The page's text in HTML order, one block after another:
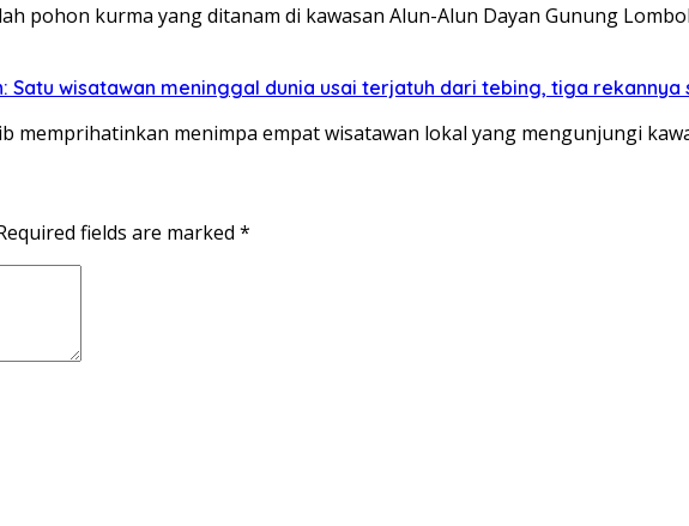
pohon kurma yang ditanam di kawasan Alun-Alun Dayan Gunung
Satu wisatawan meninggal dunia usai terjatuh dari tebing, tiga rekannya
memprihatinkan menimpa empat wisatawan lokal yang mengunjungi
fields are marked *